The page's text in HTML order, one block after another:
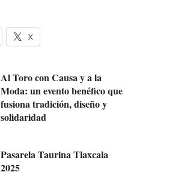
X
Al Toro con Causa y a la
Moda: un evento benéfico que
fusiona tradición, diseño y
solidaridad
Pasarela Taurina Tlaxcala
2025